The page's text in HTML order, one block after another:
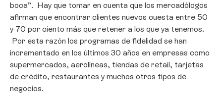
boca”. Hay que tomar en cuenta que los mercadólogos
afirman que encontrar clientes nuevos cuesta entre 50
y 70 por ciento más que retener a los que ya tenemos.
Por esta razón los programas de fidelidad se han
incrementado en los últimos 30 años en empresas como
supermercados, aerolíneas, tiendas de retail, tarjetas
de crédito, restaurantes y muchos otros tipos de
negocios.